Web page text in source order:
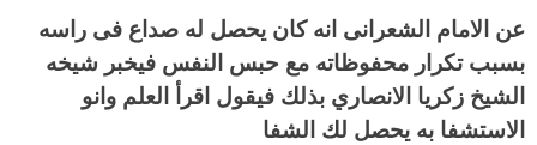
عن الامام الشعرانى انه كان يحصل له صداع فى راسه
بسبب تكرار محفوظاته مع حبس النفس فيخبر شيخه
الشيخ زكريا الانصاري بذلك فيقول اقرأ العلم وانو
الاستشفا به يحصل لك الشفا